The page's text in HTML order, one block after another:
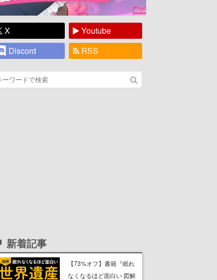
X
Youtube
Discord
RSS
新着記事
【73%オフ】書籍『眠れ
なくなるほど面白い 図解